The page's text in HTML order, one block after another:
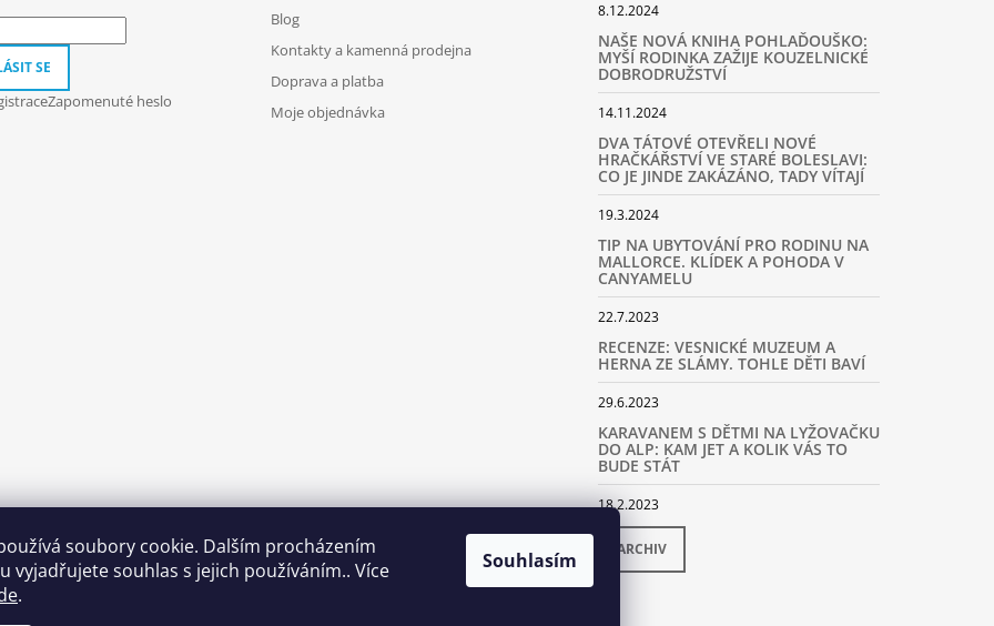
soubory cookie. Dalším procházením
vyjadřujete souhlas s jejich používáním.. Více
.
Souhlasím
SE
Zapomenuté heslo
Blog
Kontakty a kamenná prodejna
Doprava a platba
Moje objednávka
8.12.2024
NAŠE NOVÁ KNIHA POHLAĎOUŠKO:
MYŠÍ RODINKA ZAŽIJE KOUZELNICKÉ
DOBRODRUŽSTVÍ
14.11.2024
DVA TÁTOVÉ OTEVŘELI NOVÉ
HRAČKÁŘSTVÍ VE STARÉ BOLESLAVI:
CO JE JINDE ZAKÁZÁNO, TADY VÍTAJÍ
19.3.2024
TIP NA UBYTOVÁNÍ PRO RODINU NA
MALLORCE. KLÍDEK A POHODA V
CANYAMELU
22.7.2023
RECENZE: VESNICKÉ MUZEUM A
HERNA ZE SLÁMY. TOHLE DĚTI BAVÍ
29.6.2023
KARAVANEM S DĚTMI NA LYŽOVAČKU
DO ALP: KAM JET A KOLIK VÁS TO
BUDE STÁT
18.2.2023
ARCHIV